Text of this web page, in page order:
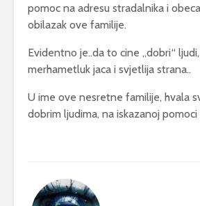
pomoc na adresu stradalnika i
obilazak ove familije.
Evidentno je..da to cine „dobri“
merhametluk jaca i svjetlija strana..
U ime ove nesretne familije, hvala
dobrim ljudima, na iskazanoj pomoci